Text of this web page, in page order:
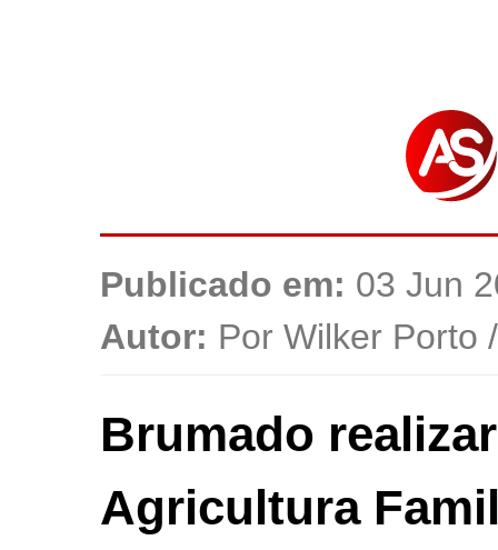
Publicado em: 03 Jun
Autor: Por Wilker Porto
Brumado
Agricultura